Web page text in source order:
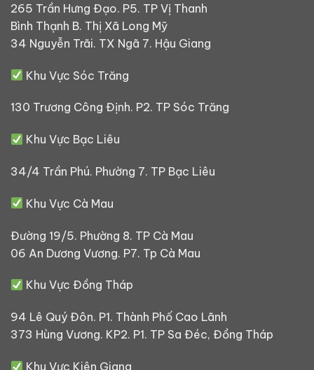
265 Trần Hưng Đạo. P5. TP Vị Thanh
Bình Thạnh B. Thị Xã Long Mỹ
34 Nguyễn Trãi. TX Ngã 7. Hậu Giang
Khu Vực Sóc Trăng
130 Trương Công Định. P2. TP Sóc Trăng
Khu Vực Bạc Liêu
34/4 Trần Phú. Phường 7. TP Bạc Liêu
Khu Vực Cà Mau
Đường 19/5. Phường 8. TP Cà Mau
06 An Dương Vương. P7. Tp Cà Mau
Khu Vực Đồng Tháp
94 Lê Quý Đôn. P1. Thành Phố Cao Lãnh
373 Hùng Vương. KP2. P1. TP Sa Đéc, Đồng Tháp
Khu Vực Kiên Giang